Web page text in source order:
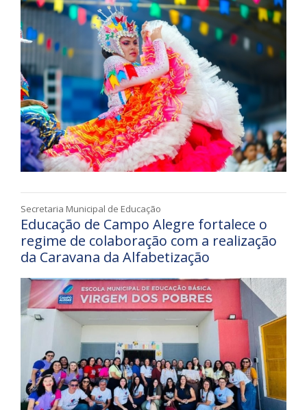
Secretaria Municipal de Educação
Educação de Campo Alegre fortalece o
regime de colaboração com a realização
da Caravana da Alfabetização